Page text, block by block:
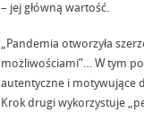
– jej główną wartość.
„Pandemia otworzyła
możliwościami”… W tym
autentyczne i motywujące
Krok drugi wykorzystuje